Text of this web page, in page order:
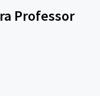
Professor